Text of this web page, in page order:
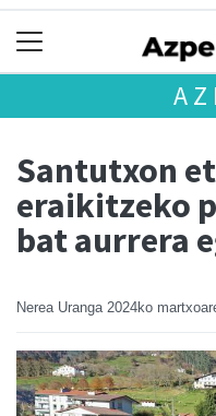
Santutxon
eraikitzeko
bat aurrera
Nerea Uranga 2024ko